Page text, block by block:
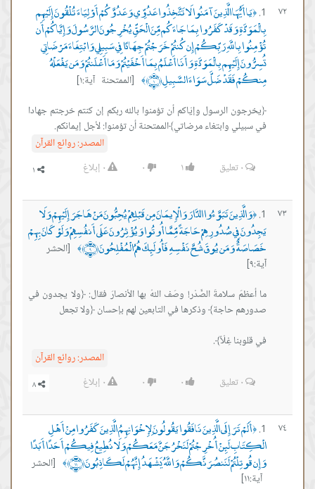
٧٢ ﴿يَا أَيُّهَا الَّذِينَ آمَنُوا لَا تَتَّخِذُوا عَدُوِّي وَعَدُوَّكُمْ أَوْلِيَاءَ تُلْقُونَ إِلَيْهِم
بِالْمَوَدَّةِ وَقَدْ كَفَرُوا بِمَا جَاءَكُم مِّنَ الْحَقِّ يُخْرِجُونَ الرَّسُولَ وَإِيَّاكُمْ أَن
تُؤْمِنُوا بِاللَّهِ رَبِّكُمْ إِن كُنتُمْ خَرَجْتُمْ جِهَادًا فِي سَبِيلِي وَابْتِغَاءَ مَرْضَاتِي
تُسِرُّونَ إِلَيْهِم بِالْمَوَدَّةِ وَأَنَا أَعْلَمُ بِمَا أَخْفَيْتُمْ وَمَا أَعْلَنتُمْ وَمَن يَفْعَلْهُ
مِنكُمْ فَقَدْ ضَلَّ سَوَاءَ السَّبِيلِ ﴿١﴾ ﴾
[الممتحنة آية:١]
﴿يخرجون الرسول وإيّاكم أن تؤمنوا بالله ربكم إن كنتم خرجتم جهادا
في سبيلي وابتغاء مرضاتي﴾الممتحنة أن تؤمنوا: لأجل إيمانكم.
المصدر:روائع القرآن
٠تعليق ١ ٠ ٠ إبلاغ
٧٣ ﴿وَالَّذِينَ تَبَوَّءُوا الدَّارَ وَالْإِيمَانَ مِن قَبْلِهِمْ يُحِبُّونَ مَنْ هَاجَرَ إِلَيْهِمْ وَلَا
يَجِدُونَ فِي صُدُورِهِمْ حَاجَةً مِّمَّا أُوتُوا وَيُؤْثِرُونَ عَلَى أَنفُسِهِمْ وَلَوْ كَانَ بِهِمْ
خَصَاصَةٌ وَمَن يُوقَ شُحَّ نَفْسِهِ فَأُولَئِكَ هُمُ الْمُفْلِحُونَ ﴿٩﴾ ﴾
[الحشر
آية:٩]
ما أعظمَ سلامةَ الصَّدْر! وصَف اللهُ بها الأنصارَ فقال: ﴿ولا يجدون في
في قلوبنا غِلّاً﴾.
المصدر:روائع القرآن
٠تعليق ٠ ٠ ٠ إبلاغ
٧٤ ﴿أَلَمْ تَرَ إِلَى الَّذِينَ نَافَقُوا يَقُولُونَ لِإِخْوَانِهِمُ الَّذِينَ كَفَرُوا مِنْ أَهْلِ
الْكِتَابِ لَئِنْ أُخْرِجْتُمْ لَنَخْرُجَنَّ مَعَكُمْ وَلَا نُطِيعُ فِيكُمْ أَحَدًا أَبَدًا
وَإِن قُوتِلْتُمْ لَنَنصُرَنَّكُمْ وَاللَّهُ يَشْهَدُ إِنَّهُمْ لَكَاذِبُونَ ﴿١١﴾ ﴾
[الحشر
آية:١١]